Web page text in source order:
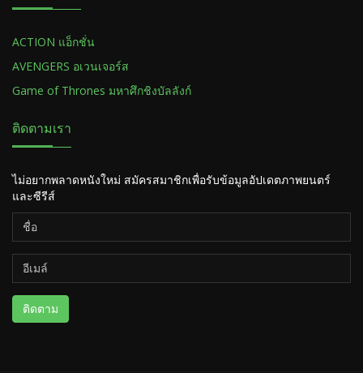
ACTION แอ็กชั่น
AVENGERS อเวนเจอร์ส
Game of Thrones มหาศึกชิงบัลลังก์
ติดตามเรา
ไม่อยากพลาดหนังใหม่ สมัครสมาชิกเพื่อรับข้อมูลอัปเดตภาพยนตร์
และซีรีส์
ติดตาม